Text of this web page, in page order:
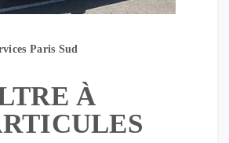
Paris Sud
À